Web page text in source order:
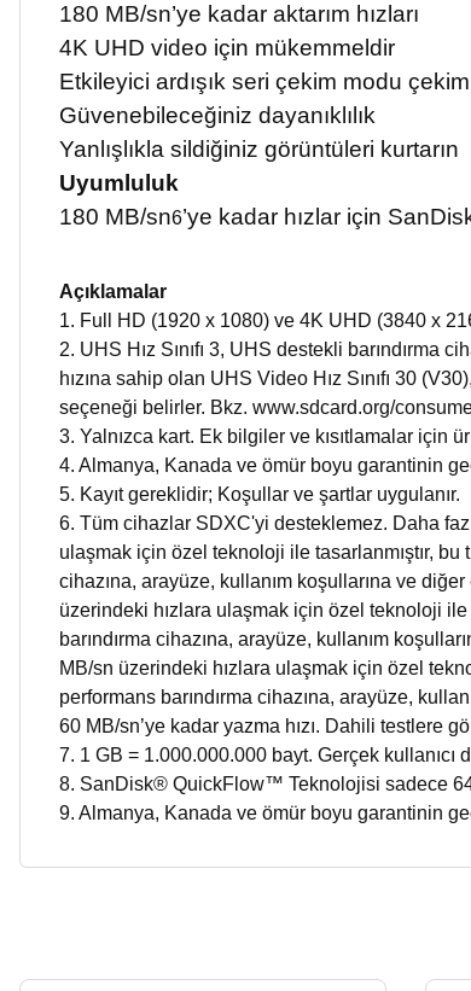
180 MB/sn’ye kadar aktarım hızları
4K UHD video için mükemmeldir
Etkileyici ardışık seri çekim modu
Güvenebileceğiniz dayanıklılık
Yanlışlıkla sildiğiniz görüntüleri kurtarın
Uyumluluk
180 MB/sn6’ye kadar hızlar için
Açıklamalar
1. Full HD (1920 x 1080) ve 4K UHD (3840 x
2. UHS Hız Sınıfı 3, UHS destekli
hızına sahip olan UHS Video Hız Sınıfı 30
seçeneği belirler. Bkz. www.sdcard.org/
3. Yalnızca kart. Ek bilgiler ve kısıtlamalar için
4. Almanya, Kanada ve ömür boyu garantinin
5. Kayıt gereklidir; Koşullar ve şartlar uygulanır.
6. Tüm cihazlar SDXC'yi desteklemez. Daha
ulaşmak için özel teknoloji ile tasarlanmıştır, bu
cihazına, arayüze, kullanım koşullarına ve
üzerindeki hızlara ulaşmak için özel teknoloji ile
barındırma cihazına, arayüze, kullanım
MB/sn üzerindeki hızlara ulaşmak için özel
performans barındırma cihazına, arayüze,
60 MB/sn’ye kadar yazma hızı. Dahili testlere
7. 1 GB = 1.000.000.000 bayt. Gerçek kullanıcı
8. SanDisk® QuickFlow™ Teknolojisi sadece
9. Almanya, Kanada ve ömür boyu garantinin
Görüş ve önerileriniz için teşekkür ederiz.